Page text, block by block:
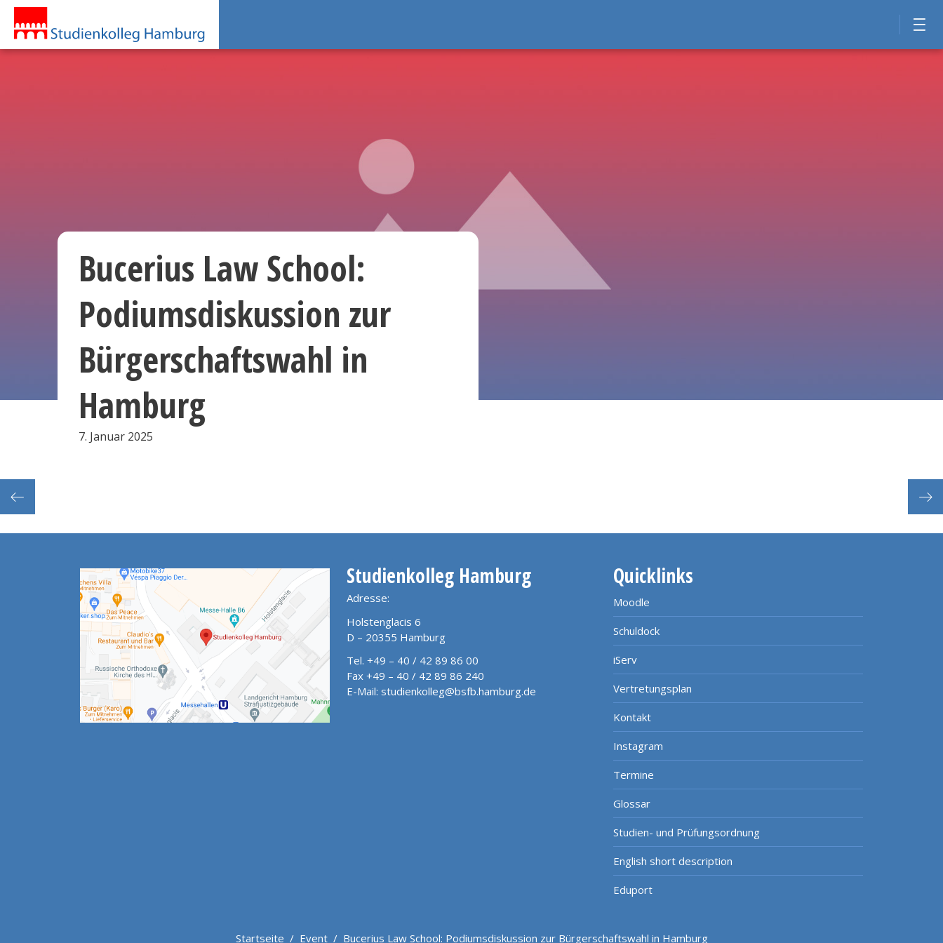
Ausbildungsmesse Just in time – nutze Deine Chance!
Bucerius Law School:
Podiumsdiskussion zur
Bürgerschaftswahl in
Hamburg
7. Januar 2025
Studienkolleg Hamburg
Adresse:
Holstenglacis 6
D – 20355 Hamburg
Tel. +49 – 40 / 42 89 86 00
Fax +49 – 40 / 42 89 86 240
E-Mail: studienkolleg@bsfb.hamburg.de
Quicklinks
Moodle
Schuldock
iServ
Vertretungsplan
Kontakt
Instagram
Termine
Glossar
Studien- und Prüfungsordnung
English short description
Eduport
Startseite / Event/ Bucerius Law School: Podiumsdiskussion zur Bürgerschaftswahl in Hamburg